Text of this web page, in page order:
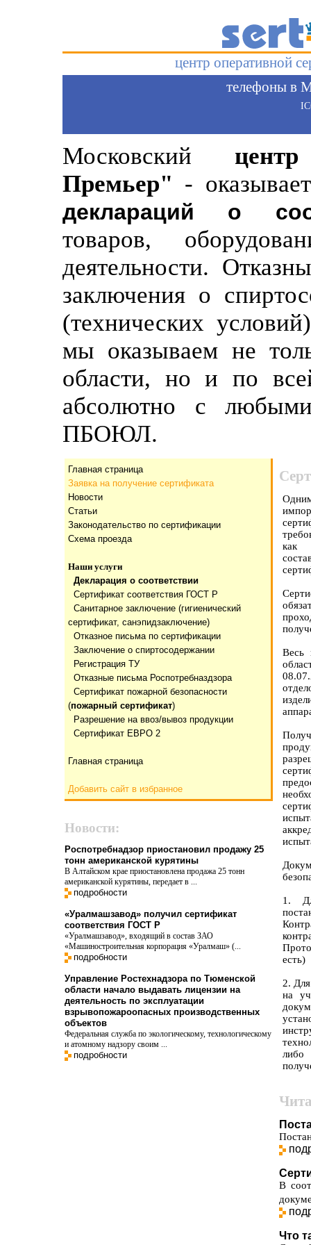
центр оперативной
телефоны в
Московский
Премьер" -
деклараций о
товаров,
деятельности.
заключения о
(технических
мы оказываем не
области, но и по
абсолютно с
ПБОЮЛ.
Главная страница
Заявка на получение сертификата
Новости
Статьи
Законодательство по сертификации
Схема проезда
Наши услуги
Декларация о соответствии
Сертификат соответствия ГОСТ Р
Санитарное заключение (гигиенический
сертификат, санэпидзаключение)
Отказнoе письма по сертификации
Заключение о спиртосодержании
Регистрация ТУ
Отказные письма Роспотребназдзора
Сертификат пожарной безопасности
(пожарный сертификат)
Разрешение на ввоз/вывоз продукции
Сертификат ЕВРО 2
Главная страница
Добавить сайт в избранное
Новости:
Роспотребнадзор приостановил продажу 25
тонн американской курятины
В Алтайском крае приостановлена продажа 25 тонн
американской курятины, передает в ...
подробности
«Уралмашзавод» получил сертификат
соответствия ГОСТ Р
«Уралмашзавод», входящий в состав ЗАО
«Машиностроительная корпорация «Уралмаш» (...
подробности
Управление Ростехнадзора по Тюменской
области начало выдавать лицензии на
деятельность по эксплуатации
взрывопожароопасных производственных
объектов
Федеральная служба по экологическому, технологическому
и атомному надзору своим ...
подробности
как
Весь
1.
есть)
2.
на
либо
В
Что